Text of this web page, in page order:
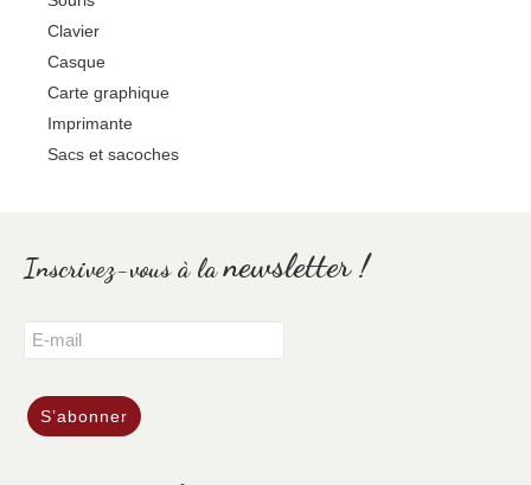
Clavier
Casque
Carte graphique
Imprimante
Sacs et sacoches
Inscrivez-vous à lanewsletter !